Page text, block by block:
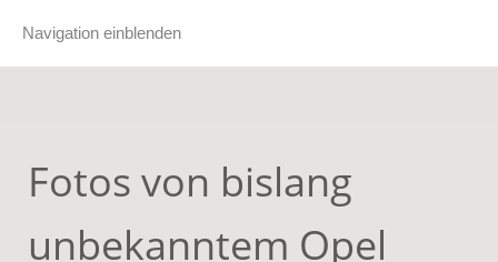
Navigation einblenden
Fotos von bislang
unbekanntem Opel